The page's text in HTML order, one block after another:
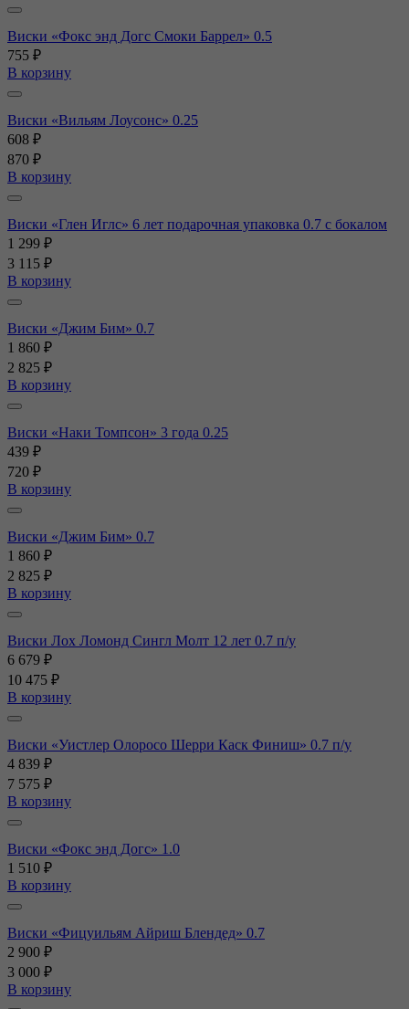
Виски «Фокс энд Догс Смоки Баррел» 0.5
755 ₽
В корзину
Виски «Вильям Лоусонс» 0.25
608 ₽
870 ₽
В корзину
Виски «Глен Иглс» 6 лет подарочная упаковка 0.7 с бокалом
1 299 ₽
3 115 ₽
В корзину
Виски «Джим Бим» 0.7
1 860 ₽
2 825 ₽
В корзину
Виски «Наки Томпсон» 3 года 0.25
439 ₽
720 ₽
В корзину
Виски «Джим Бим» 0.7
1 860 ₽
2 825 ₽
В корзину
Виски Лох Ломонд Сингл Молт 12 лет 0.7 п/у
6 679 ₽
10 475 ₽
В корзину
Виски «Уистлер Олоросо Шерри Каск Финиш» 0.7 п/у
4 839 ₽
7 575 ₽
В корзину
Виски «Фокс энд Догс» 1.0
1 510 ₽
В корзину
Виски «Фицуильям Айриш Блендед» 0.7
2 900 ₽
3 000 ₽
В корзину